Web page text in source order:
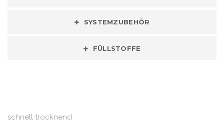
SYSTEMZUBEHÖR
FÜLLSTOFFE
schnell trocknend